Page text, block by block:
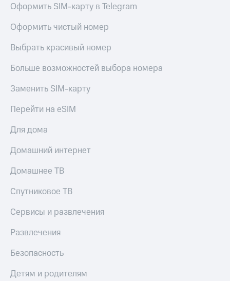
Оформить SIM-карту в Telegram
Оформить чистый номер
Выбрать красивый номер
Больше возможностей выбора номера
Заменить SIM-карту
Перейти на eSIM
Для дома
Домашний интернет
Домашнее ТВ
Спутниковое ТВ
Сервисы и развлечения
Развлечения
Безопасность
Детям и родителям